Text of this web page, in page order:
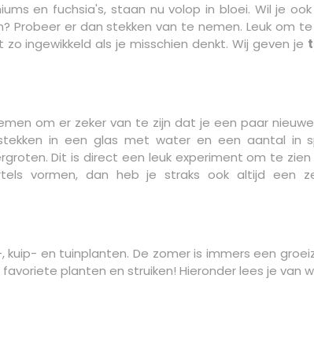
en fuchsia's, staan nu volop in bloei. Wil je
Probeer er dan stekken van te nemen. Leuk om
ingewikkeld als je misschien denkt. Wij geven je
om er zeker van te zijn dat je een paar
in een glas met water en een aantal in
Dit is direct een leuk experiment om te
vormen, dan heb je straks ook altijd een
en tuinplanten. De zomer is immers een
planten en struiken! Hieronder lees je van